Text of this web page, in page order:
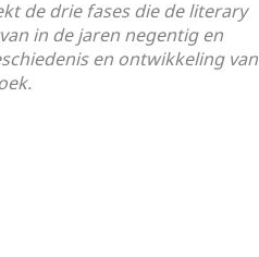
de drie fases die de literary
in de jaren negentig en
en ontwikkeling van